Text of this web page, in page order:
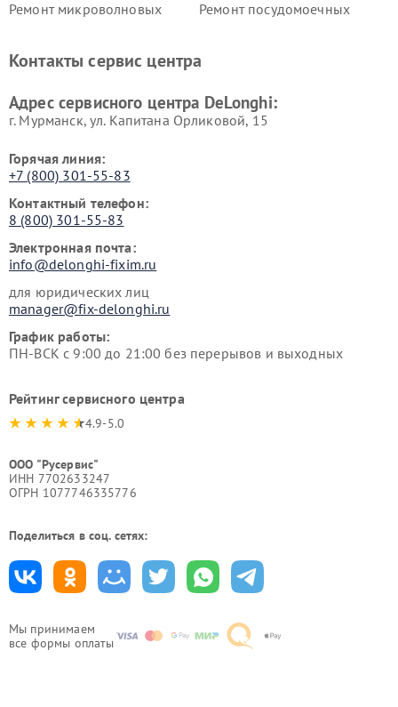
Мы принимаем
все формы оплаты
Ремонт микроволновых
Ремонт посудомоечных
DeLonghi
DeLonghi
Контакты сервис центра
Адрес сервисного центра DeLonghi:
г. Мурманск, ул. Капитана Орликовой, 15
Горячая линия:
+7 (800) 301-55-83
Контактный телефон:
8 (800) 301-55-83
Электронная почта:
info@delonghi-fixim.ru
для юридических лиц
manager@fix-delonghi.ru
График работы:
ПН-ВСК с 9:00 до 21:00 без перерывов и выходных
Рейтинг сервисного центра
4.9-5.0
ООО "Русервис"
ИНН 7702633247
ОГРН 1077746335776
Поделиться в соц. сетях: